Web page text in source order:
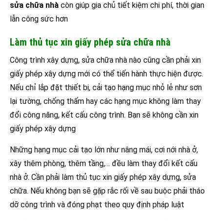
sửa chữa nhà còn giúp gia chủ tiết kiệm chi phí, thời gian
lẫn công sức hơn
Làm thủ tục xin giấy phép sửa chữa nhà
Công trình xây dựng, sửa chữa nhà nào cũng cần phải xin
giấy phép xây dựng mới có thể tiến hành thực hiện được.
Nếu chỉ lắp đặt thiết bị, cải tạo hạng mục nhỏ lẻ như sơn
lại tường, chống thấm hay các hạng mục không làm thay
đổi công năng, kết cấu công trình. Bạn sẽ không cần xin
giấy phép xây dựng
Những hạng mục cải tạo lớn như nâng mái, cơi nới nhà ở,
xây thêm phòng, thêm tầng,… đều làm thay đổi kết cấu
nhà ở. Cần phải làm thủ tục xin giấy phép xây dựng, sửa
chữa. Nếu không bạn sẽ gặp rắc rối về sau buộc phải tháo
dỡ công trình và đóng phạt theo quy định pháp luật